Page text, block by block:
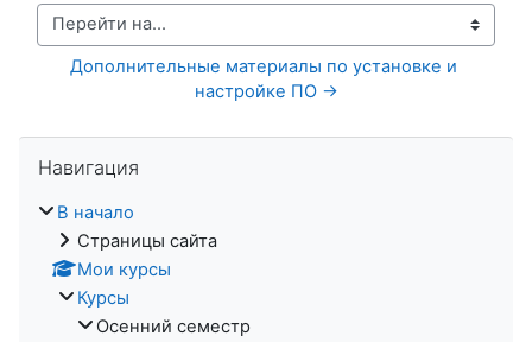
Перейти на...
Дополнительные материалы по установке и
настройке ПО →
Навигация
В начало
Страницы сайта
Мои курсы
Курсы
Осенний семестр